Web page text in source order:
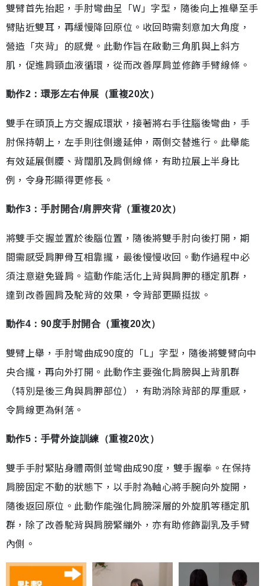
雙臂首先抬起，手肘彎曲呈「W」字型，隨後向上推舉至手
臂貼近雙耳，再緩慢降回原位。收回時需刻意加大角度，
營造「夾背」的感覺。此動作旨在啟動三角肌與上斜方
肌，促進肩頸血液循環，從而改善厚肩並修飾手臂線條。
動作2：環形左右伸展（重複20次）
雙手在頭頂上方交握成環狀，接著將右手往腦後彎曲，手
肘保持朝上，左手則往側邊延伸，兩側交替進行。此舉能
有效延展側腰、背闊肌及肩側線條，有助拉展上半身比
例，令身形顯得更修長。
動作3：手肘開合/肩胛夾背（重複20次）
將雙手交握並置於後腦位置，隨後將雙手肘向後打開，期
間需感受肩胛骨互相靠攏，最後慢慢收回。動作過程中必
須注意避免聳肩。這動作能活化上背與肩胛的穩定肌群，
達到改善圓肩及駝背的效果，令背部更顯挺拔。
動作4：90度手肘開合（重複20次）
雙臂上舉，手肘彎曲成90度的「L」字型，隨後將雙臂向中
央合攏，再向外打開。此動作主要強化肩膀與上背肌群
（特別是後三角與肩胛部位），有助消除背部的厚重感，
令肩線更為俐落。
動作5：手臂外旋訓練（重複20次）
雙手手肘緊貼身體兩側並彎曲成90度，雙手握拳。在保持
肩膀固定不動的狀態下，以手肘為軸心將手腕向外旋開，
隨後返回原位。此動作能強化肩膀深層的外旋肌等穩定肌
群，除了改善駝背與肩膀緊繃外，亦有助修飾副乳及手臂
內側。